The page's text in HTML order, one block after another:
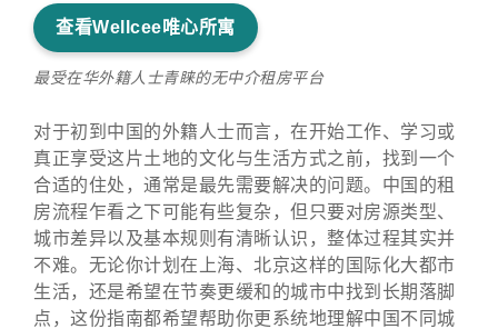
查看Wellcee唯心所寓
最受在华外籍人士青睐的无中介租房平台
对于初到中国的外籍人士而言，在开始工作、学习或
真正享受这片土地的文化与生活方式之前，找到一个
合适的住处，通常是最先需要解决的问题。中国的租
房流程乍看之下可能有些复杂，但只要对房源类型、
城市差异以及基本规则有清晰认识，整体过程其实并
不难。无论你计划在上海、北京这样的国际化大都市
生活，还是希望在节奏更缓和的城市中找到长期落脚
点，这份指南都希望帮助你更系统地理解中国不同城